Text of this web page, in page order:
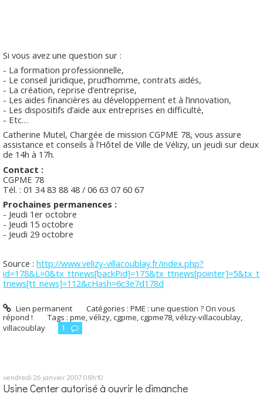
Si vous avez une question sur :
- La formation professionnelle,
- Le conseil juridique, prud’homme, contrats aidés,
- La création, reprise d’entreprise,
- Les aides financières au développement et à l’innovation,
- Les dispositifs d’aide aux entreprises en difficulté,
- Etc…
Catherine Mutel, Chargée de mission CGPME 78, vous assure
assistance et conseils à l’Hôtel de Ville de Vélizy, un jeudi sur deux
de 14h à 17h.
Contact :
CGPME 78
Tél. : 01 34 83 88 48 / 06 63 07 60 67
Prochaines permanences :
- Jeudi 1er octobre
- Jeudi 15 octobre
- Jeudi 29 octobre
Source : http://www.velizy-villacoublay.fr/index.php?
id=178&L=0&tx_ttnews[backPid]=175&tx_ttnews[pointer]=5&tx_t
tnews[tt_news]=112&cHash=6c3e7d178d
Lien permanent Catégories :PME : une question ? On vous
répond !
Tags : pme,vélizy,cgpme,cgpme78,vélizy-villacoublay,
villacoublay
1
vendredi 26 janvier 200708h10
Usine Center autorisé à ouvrir le dimanche